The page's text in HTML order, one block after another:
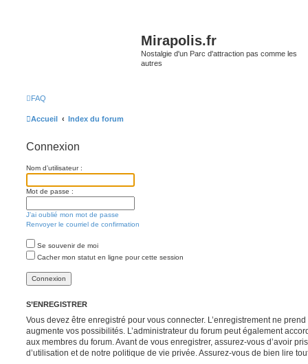
Mirapolis.fr
Nostalgie d'un Parc d'attraction pas comme les
autres
FAQ
Accueil Index du forum
Connexion
Nom d’utilisateur :
Mot de passe :
J’ai oublié mon mot de passe
Renvoyer le courriel de confirmation
Se souvenir de moi
Cacher mon statut en ligne pour cette session
S’ENREGISTRER
Vous devez être enregistré pour vous connecter. L’enregistrement ne
augmente vos possibilités. L’administrateur du forum peut également
aux membres du forum. Avant de vous enregistrer, assurez-vous d’avoir
d’utilisation et de notre politique de vie privée. Assurez-vous de bien lire